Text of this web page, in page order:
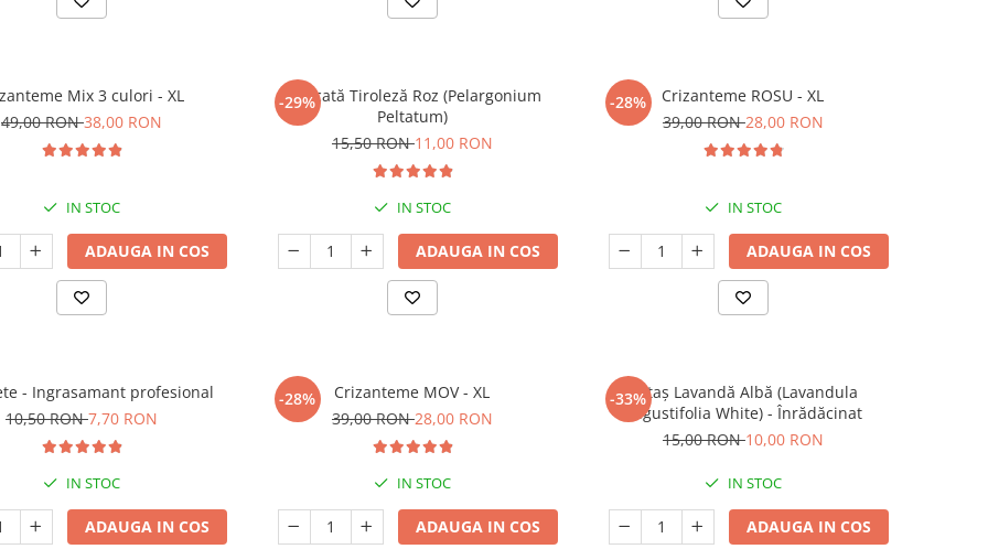
Mix 3 culori - XL
49,00 RON38,00 RON
IN STOC
ADAUGA IN COS
-29%
Mușcată Tiroleză Roz (Pelargonium
Peltatum)
15,50 RON11,00 RON
IN STOC
ADAUGA IN COS
-28%
Crizanteme ROSU - XL
39,00 RON28,00 RON
IN STOC
ADAUGA IN COS
- Ingrasamant profesional
10,50 RON7,70 RON
IN STOC
ADAUGA IN COS
-28%
Crizanteme MOV - XL
39,00 RON28,00 RON
IN STOC
ADAUGA IN COS
-33%Butaș Lavandă Albă (Lavandula
angustifolia White) - Înrădăcinat
15,00 RON10,00 RON
IN STOC
ADAUGA IN COS